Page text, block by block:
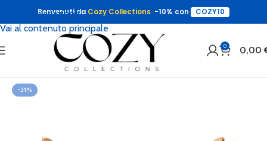
Vai alla navigazione
Vai al contenuto principale
Benvenuti da Cozy Collections -10% con COZY10
0 0,00
-31%